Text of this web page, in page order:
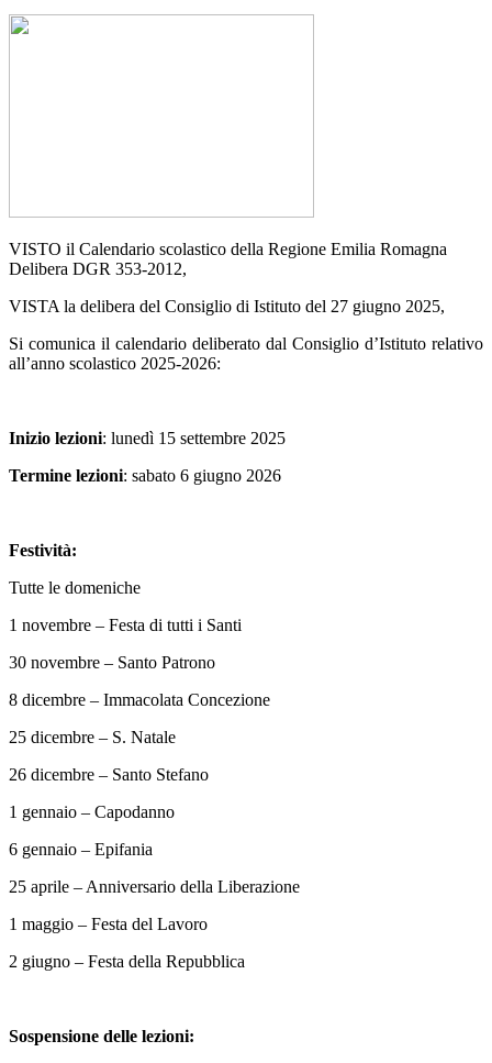
VISTO il Calendario scolastico della Regione Emilia Romagna
Delibera DGR 353-2012,
VISTA la delibera del Consiglio di Istituto del 27 giugno 2025,
Si comunica il calendario deliberato dal Consiglio d’Istituto relativo
all’anno scolastico 2025-2026:
Inizio lezioni: lunedì 15 settembre 2025
Termine lezioni: sabato 6 giugno 2026
Festività:
Tutte le domeniche
1 novembre – Festa di tutti i Santi
30 novembre – Santo Patrono
8 dicembre – Immacolata Concezione
25 dicembre – S. Natale
26 dicembre – Santo Stefano
1 gennaio – Capodanno
6 gennaio – Epifania
25 aprile – Anniversario della Liberazione
1 maggio – Festa del Lavoro
2 giugno – Festa della Repubblica
Sospensione delle lezioni: